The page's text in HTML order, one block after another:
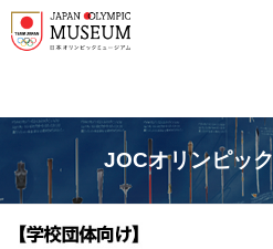
JOCオリンピッ